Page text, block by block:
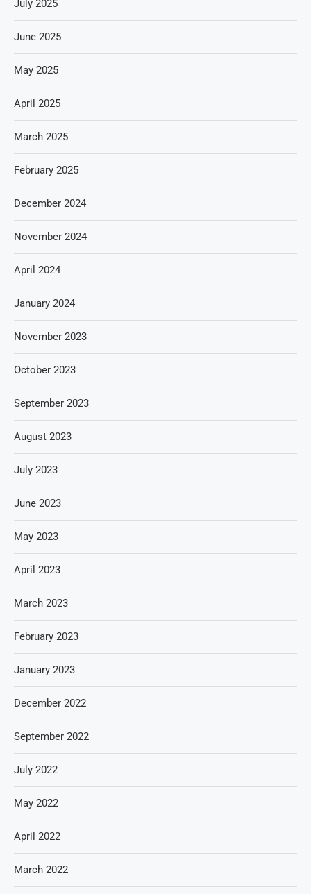
July 2025
June 2025
May 2025
April 2025
March 2025
February 2025
December 2024
November 2024
April 2024
January 2024
November 2023
October 2023
September 2023
August 2023
July 2023
June 2023
May 2023
April 2023
March 2023
February 2023
January 2023
December 2022
September 2022
July 2022
May 2022
April 2022
March 2022